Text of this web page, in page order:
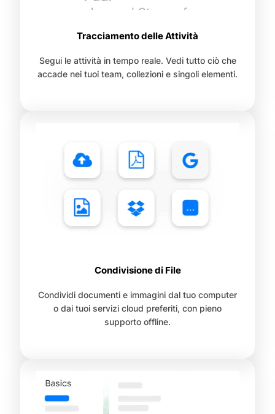
Tracciamento delle Attività
Segui le attività in tempo reale. Vedi tutto ciò che
accade nei tuoi team, collezioni e singoli elementi.
Condivisione di File
Condividi documenti e immagini dal tuo computer
o dai tuoi servizi cloud preferiti, con pieno
supporto offline.